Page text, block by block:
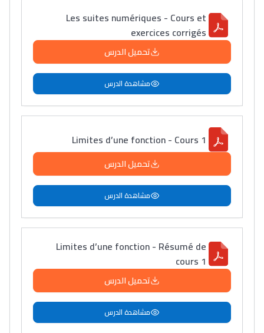
Les suites numériques - Cours et
exercices corrigés
تحميل الدرس
مشاهدة الدرس
Limites d’une fonction - Cours 1
تحميل الدرس
مشاهدة الدرس
Limites d’une fonction - Résumé de
cours 1
تحميل الدرس
مشاهدة الدرس